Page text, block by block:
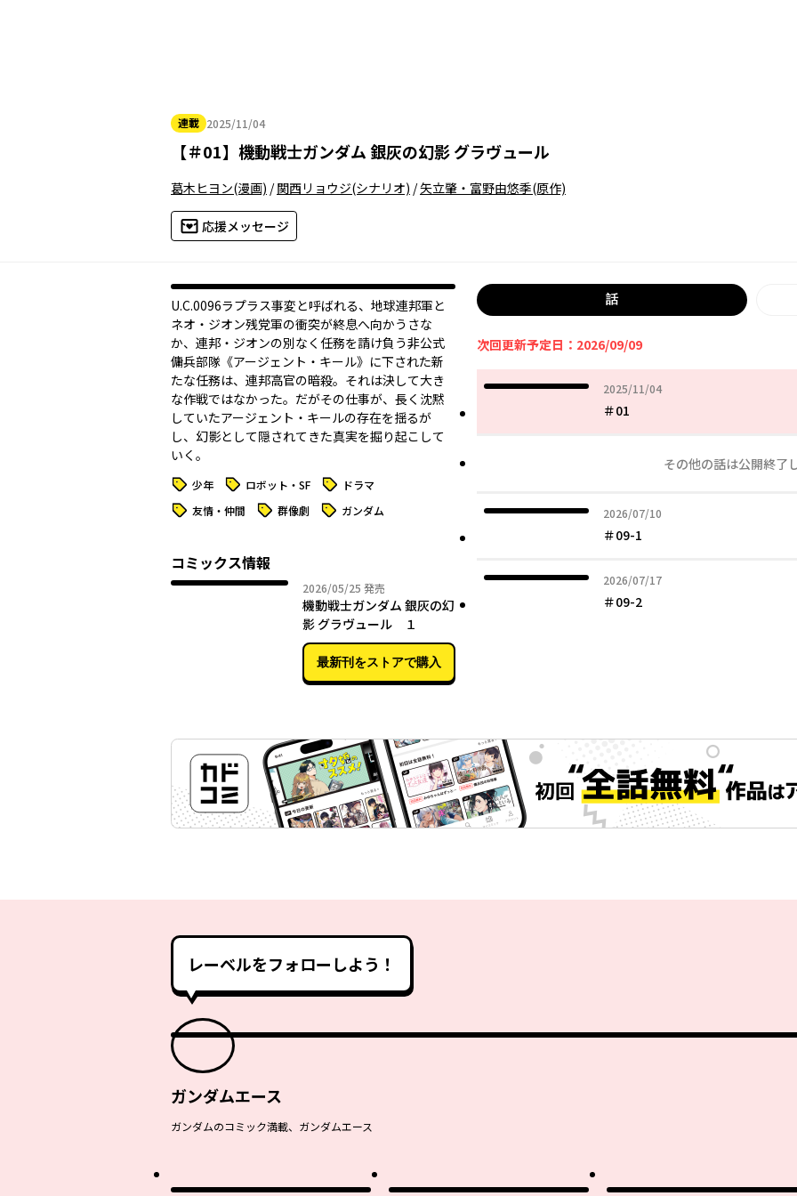
連載 2025/11/04
2025年11月04日
【＃01】 機動戦士ガンダム 銀灰の幻影 グラヴュール
葛木ヒヨン(漫画) /関西リョウジ(シナリオ) /矢立肇・富野由悠季(原作)
応援メッセージ
U.C.0096――ラプラス事変と呼ばれる、地球連邦軍と
ネオ・ジオン残党軍の衝突が終息へ向かうさな
か、連邦・ジオンの別なく任務を請け負う非公式
傭兵部隊《アージェント・キール》に下された新
たな任務は、連邦高官の暗殺。それは決して大き
な作戦ではなかった。だがその仕事が、長く沈黙
していたアージェント・キールの存在を揺るが
し、幻影として隠されてきた真実を掘り起こして
いく。
タグ 少年 タグ ロボット・SF タグ ドラマ
タグ 友情・仲間 タグ 群像劇 タグ ガンダム
コミックス情報
2026/05/25 2026年05月25日
発売
機動戦士ガンダム 銀灰の幻
影 グラヴュール １
最新刊をストアで購入
話
次回更新予定日：2026/09/09
2025/11/04
2025年11月04日
＃01
その他の話は公開終了
2026/07/10
2026年07月10日
＃09-1
2026/07/17
2026年07月17日
＃09-2
レーベルをフォローしよう！
ガンダムエース
ガンダムのコミック満載、ガンダムエース